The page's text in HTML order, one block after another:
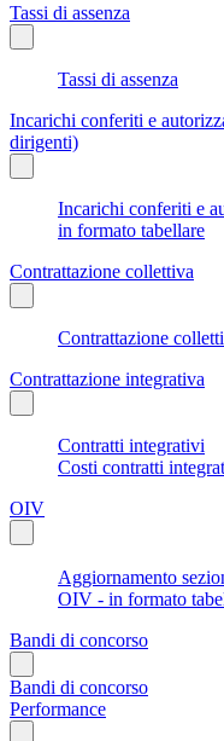
Tassi di assenza
Tassi di assenza
Incarichi conferiti e
dirigenti)
Incarichi conferiti e
in formato tabellare
Contrattazione collettiva
Contrattazione
Contrattazione integrativa
Contratti integrativi
Costi contratti
OIV
Aggiornamento
OIV - in formato
Bandi di concorso
Bandi di concorso
Performance